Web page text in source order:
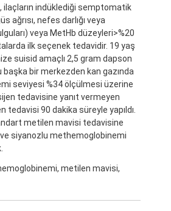
ilaçların indüklediği semptomatik
ağrısı, nefes darlığı veya
veya MetHb düzeyleri>%20
ilk seçenek tedavidir. 19 yaş
suisid amaçlı 2,5 gram dapson
başka bir merkezden kan gazında
seviyesi %34 ölçülmesi üzerine
tedavisine yanıt vermeyen
tedavisi 90 dakika süreyle yapıldı.
metilen mavisi tedavisine
siyanozlu methemoglobinemi
metilen mavisi,